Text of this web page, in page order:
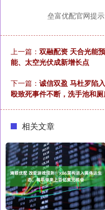
垒富优配官网提
上一篇： 双融配资 天合光能
能、太空光伏成新增长点
下一篇： 诚信双盈 马杜罗陷
殴致死事件不断，洗手池和
相关文章